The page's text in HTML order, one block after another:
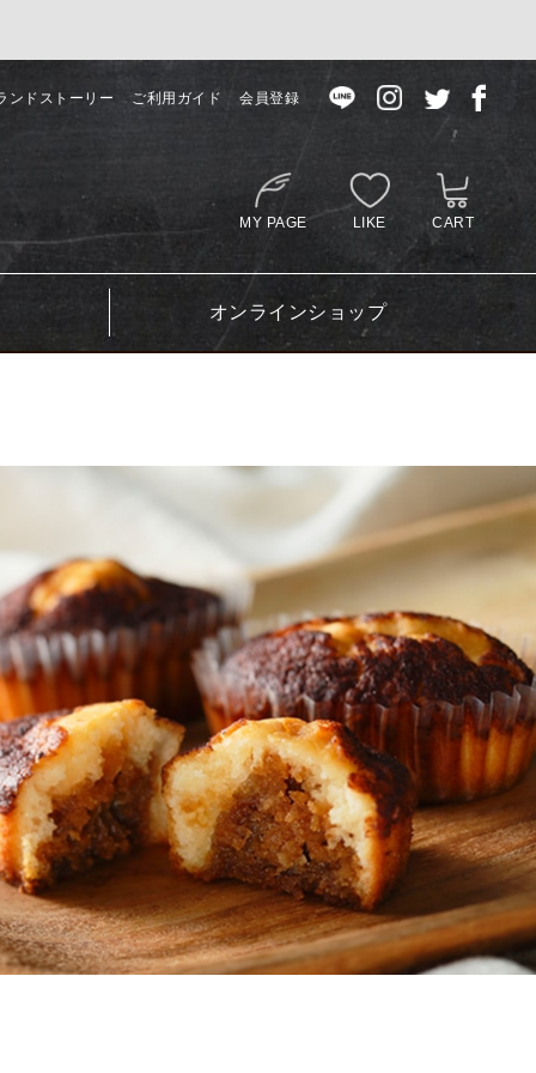
ンドストーリー ご利用ガイド 会員登録
MY PAGE LIKE CART
オンラインショップ